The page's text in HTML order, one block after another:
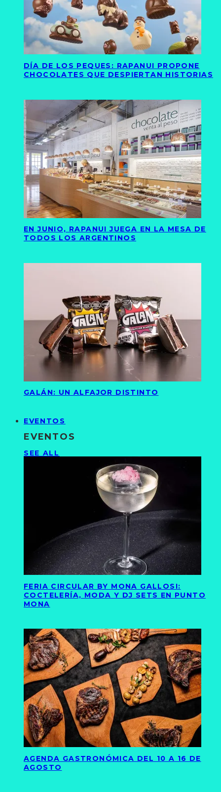
DÍA DE LOS PEQUES: RAPANUI PROPONE
CHOCOLATES QUE DESPIERTAN HISTORIAS
EN JUNIO, RAPANUI JUEGA EN LA MESA DE
TODOS LOS ARGENTINOS
GALÁN: UN ALFAJOR DISTINTO
EVENTOS
EVENTOS
SEE ALL
FERIA CIRCULAR BY MONA GALLOSI:
COCTELERÍA, MODA Y DJ SETS EN PUNTO
MONA
AGENDA GASTRONÓMICA DEL 10 A 16 DE
AGOSTO